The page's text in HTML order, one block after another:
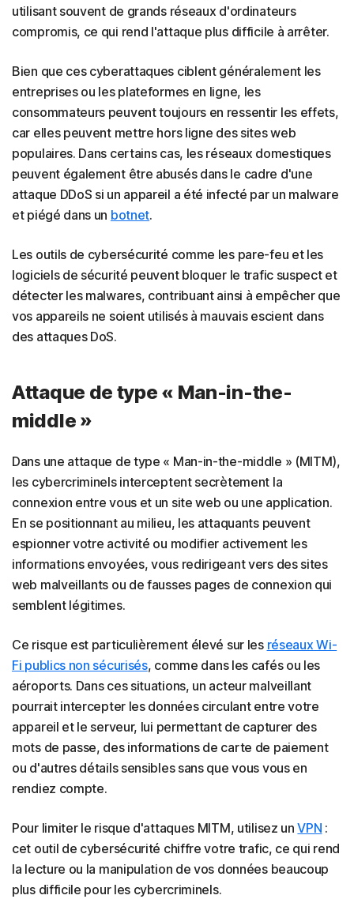
utilisant souvent de grands réseaux d'ordinateurs
compromis, ce qui rend l'attaque plus difficile à arrêter.
Bien que ces cyberattaques ciblent généralement les
entreprises ou les plateformes en ligne, les
consommateurs peuvent toujours en ressentir les effets,
car elles peuvent mettre hors ligne des sites web
populaires. Dans certains cas, les réseaux domestiques
peuvent également être abusés dans le cadre d'une
attaque DDoS si un appareil a été infecté par un malware
et piégé dans un botnet.
Les outils de cybersécurité comme les pare-feu et les
logiciels de sécurité peuvent bloquer le trafic suspect et
détecter les malwares, contribuant ainsi à empêcher que
vos appareils ne soient utilisés à mauvais escient dans
des attaques DoS.
Attaque de type « Man-in-the-
middle »
Dans une attaque de type « Man-in-the-middle » (MITM),
les cybercriminels interceptent secrètement la
connexion entre vous et un site web ou une application.
En se positionnant au milieu, les attaquants peuvent
espionner votre activité ou modifier activement les
informations envoyées, vous redirigeant vers des sites
web malveillants ou de fausses pages de connexion qui
semblent légitimes.
Ce risque est particulièrement élevé sur les réseaux Wi-
Fi publics non sécurisés, comme dans les cafés ou les
aéroports. Dans ces situations, un acteur malveillant
pourrait intercepter les données circulant entre votre
appareil et le serveur, lui permettant de capturer des
mots de passe, des informations de carte de paiement
ou d'autres détails sensibles sans que vous vous en
rendiez compte.
Pour limiter le risque d'attaques MITM, utilisez unVPN :
cet outil de cybersécurité chiffre votre trafic, ce qui rend
la lecture ou la manipulation de vos données beaucoup
plus difficile pour les cybercriminels.